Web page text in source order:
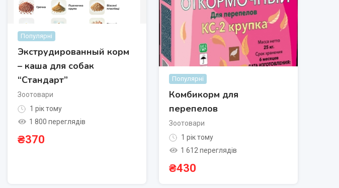
Популярні
Экструдированный корм
– каша для собак
“Стандарт”
Зоотовари
1 рік тому
1 800 переглядів
₴370
Популярні
Комбикорм для
перепелов
Зоотовари
1 рік тому
1 612 переглядів
₴430